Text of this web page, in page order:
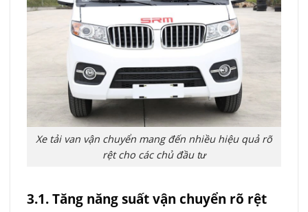
Xe tải van vận chuyển mang đến nhiều hiệu quả rõ
rệt cho các chủ đầu tư
3.1. Tăng năng suất vận chuyển rõ rệt